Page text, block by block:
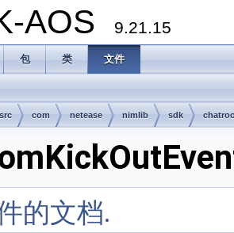
AOS 9.21.15
包 类 文件
src com netease nimlib sdk
的文档.